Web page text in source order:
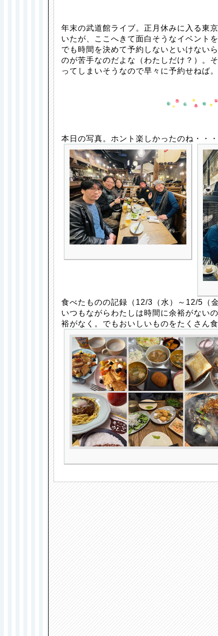
年末の武道館ライブ。正月休みに入る東
いたが、ここへきて面白そうなイベント
でも時間を決めて予約しないといけない
のが苦手なのだよな（わたしだけ？）。
ってしまいそうなので早々に予約せねば。
本日の写真。ホント楽しかったのね・・・
食べたものの記録（12/3（水）～12/5（
いつもながらわたしは時間に余裕がない
裕がなく。でもおいしいものをたくさん